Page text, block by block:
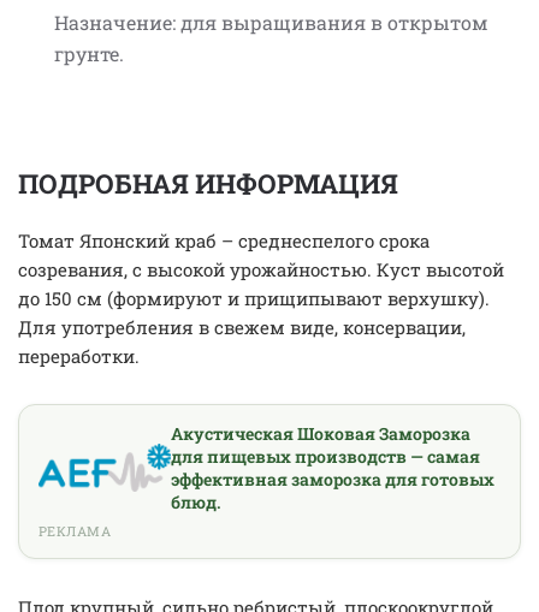
Назначение: для выращивания в открытом
грунте.
ПОДРОБНАЯ ИНФОРМАЦИЯ
Томат Японский краб – среднеспелого срока
созревания, с высокой урожайностью. Куст высотой
до 150 см (формируют и прищипывают верхушку).
Для употребления в свежем виде, консервации,
переработки.
Акустическая Шоковая Заморозка
для пищевых производств — самая
эффективная заморозка для готовых
блюд.
РЕКЛАМА
Плод крупный, сильно ребристый, плоскоокруглой